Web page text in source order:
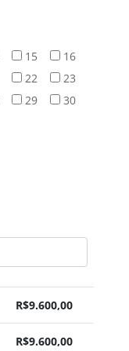
15
16
22
23
29
30
R$9.600,00
R$9.600,00